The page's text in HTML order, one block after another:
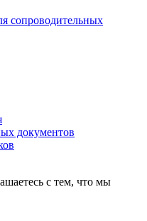
сопроводительных
документов
с тем, что мы